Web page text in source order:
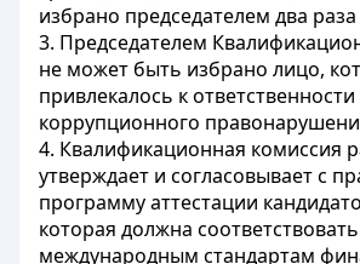
избрано председателем два
3. Председателем
не может быть избрано лицо,
привлекалось к
коррупционного
4. Квалификационная комиссия
утверждает и согласовывает с
программу аттестации
которая должна соответствовать
международным стандартам